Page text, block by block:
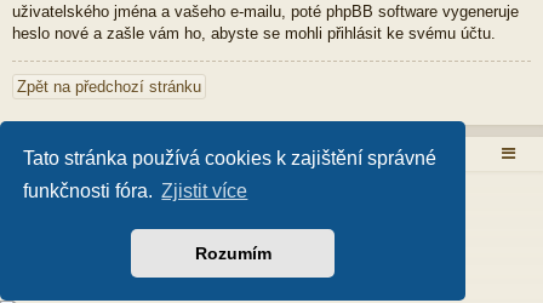
Tato stránka používá cookies k zajištění správné
funkčnosti fóra. Zjistit více
Rozumím
uživatelského jména a vašeho e-mailu, poté phpBB software vygeneruje
heslo nové a zašle vám ho, abyste se mohli přihlásit ke svému účtu.
Zpět na předchozí stránku
Obsah fóra
Založeno naphpBB® Forum Software © phpBB Limited
phpBB.cz
PRIVACY_LINK